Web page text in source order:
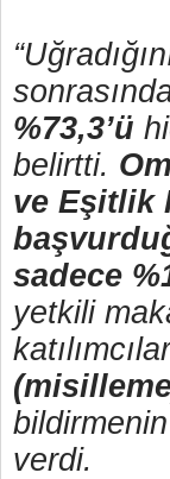
%73,3’ü
belirtti.
ve Eşitlik
sadece
yetkili
verdi.